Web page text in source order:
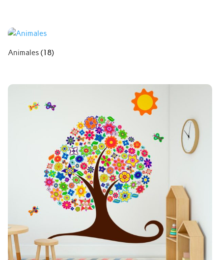
Animales (18)